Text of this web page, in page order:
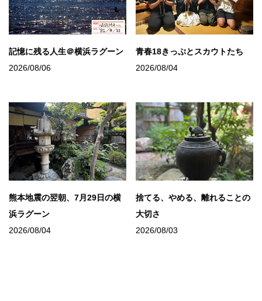
記憶に残る人生＠横浜ラグーン
2026/08/06
青春18きっぷとスカウトたち
2026/08/04
熊本地震の翌朝、7月29日の横
浜ラグーン
2026/08/04
捨てる、やめる、離れることの
大切さ
2026/08/03